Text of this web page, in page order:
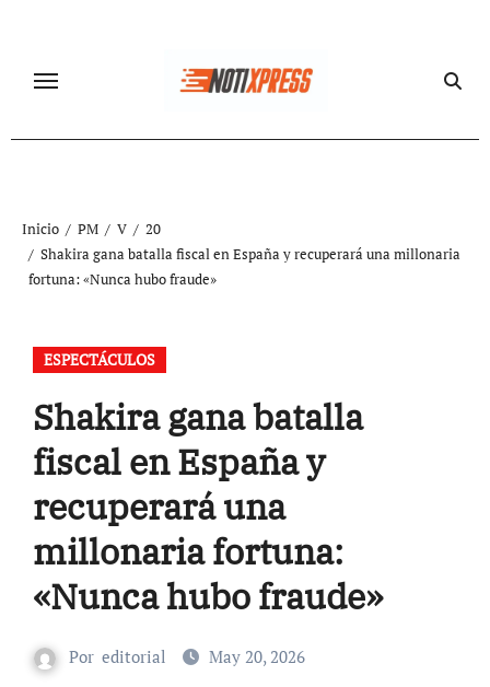
contenido
Inicio PM V
20
Shakira gana batalla fiscal en España y recuperará una millonaria
fortuna: «Nunca hubo fraude»
ESPECTÁCULOS
Shakira gana batalla
fiscal en España y
recuperará una
millonaria fortuna:
«Nunca hubo fraude»
Por editorial May 20, 2026